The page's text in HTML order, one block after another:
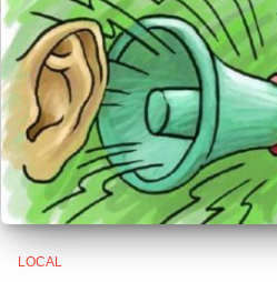
LOCAL